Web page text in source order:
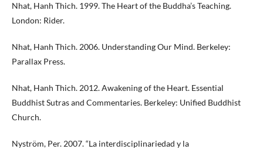
Nhat, Hanh Thich. 1999. The Heart of the Buddha’s Teaching.
London: Rider.
Nhat, Hanh Thich. 2006. Understanding Our Mind. Berkeley:
Parallax Press.
Nhat, Hanh Thich. 2012. Awakening of the Heart. Essential
Buddhist Sutras and Commentaries. Berkeley: Unified Buddhist
Church.
Nyström, Per. 2007. “La interdisciplinariedad y la